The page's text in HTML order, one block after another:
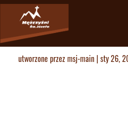
utworzone przezmsj-main| sty 26,